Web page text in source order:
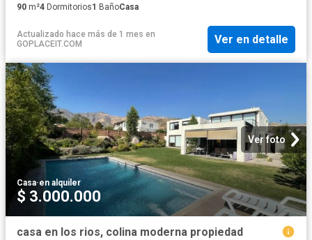
90 m²4 Dormitorios1 BañoCasa
Actualizado hace más de 1 mes en
GOPLACEIT.COM
Ver en detalle
Ver foto
Casa·en alquiler
$ 3.000.000
casa en los rios, colina moderna propiedad